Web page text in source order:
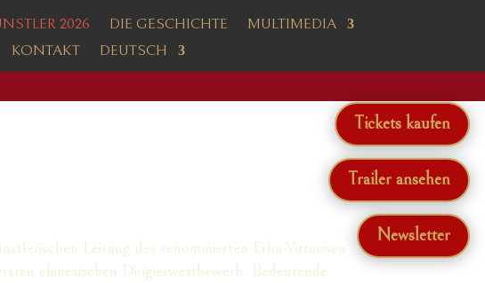
2026 DIE GESCHICHTE
MULTIMEDIA
KONTAKT DEUTSCH
Tickets kaufen
Newsletter
Trailer ansehen
Leitung des renommierten Erhu-Virtuosen
chinesischen Dirigierwettbewerb. Bedeutende